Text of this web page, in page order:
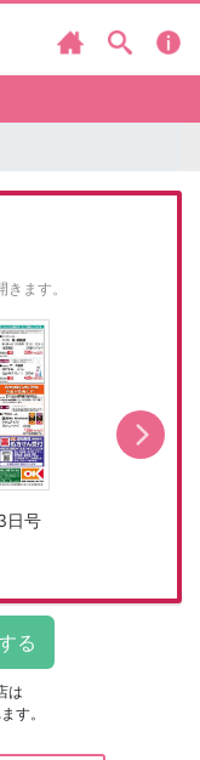
ます。
日号
は
す。